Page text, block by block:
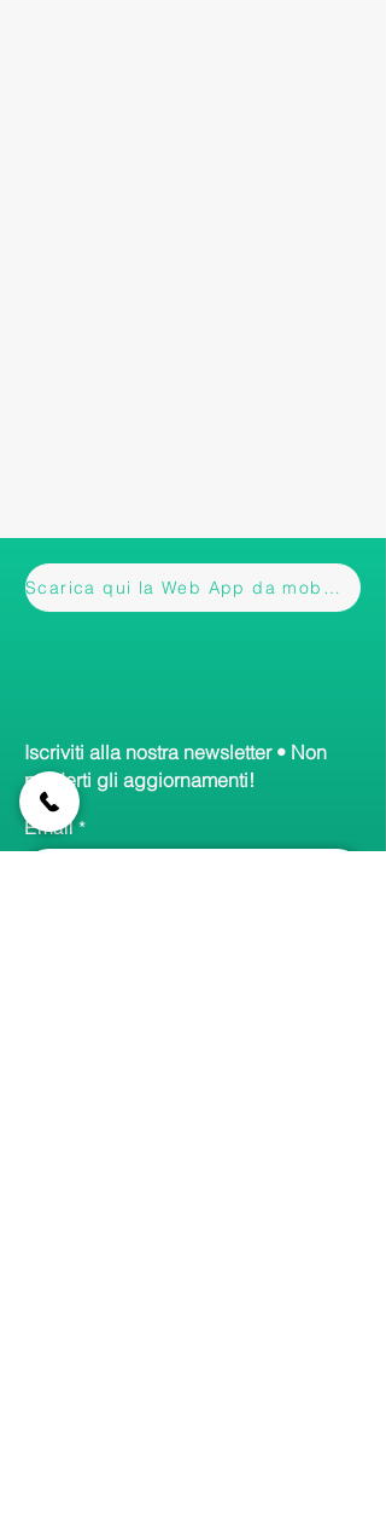
Scarica qui la Web App da mobile
Iscriviti alla nostra newsletter • Non
perderti gli aggiornamenti!
Email